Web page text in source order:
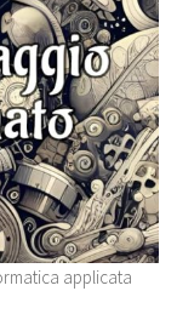
applicata